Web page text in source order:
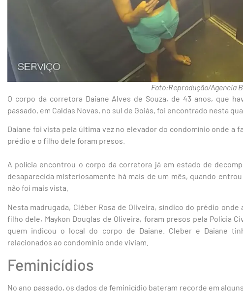
Foto:Reprodução/Agencia
O corpo da corretora Daiane Alves de Souza, de 43 anos, que
passado, em Caldas Novas, no sul de Goiás, foi encontrado nesta
Daiane foi vista pela última vez no elevador do condomínio onde a
prédio e o filho dele foram presos.
A polícia encontrou o corpo da corretora já em estado de
desaparecida misteriosamente há mais de um mês, quando
não foi mais vista.
Nesta madrugada, Cléber Rosa de Oliveira, síndico do prédio
filho dele, Maykon Douglas de Oliveira, foram presos pela Polícia
quem indicou o local do corpo de Daiane. Cleber e Daiane
relacionados ao condomínio onde viviam.
Feminicídios
No ano passado, os dados de feminicídio bateram recorde em